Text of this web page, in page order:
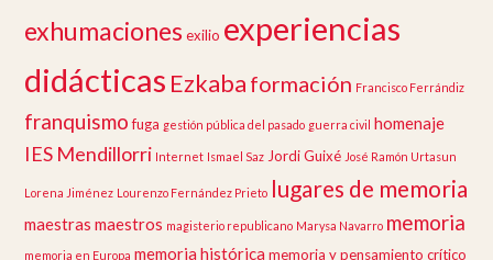
exhumaciones exilio experiencias
didácticas Ezkaba formación Francisco Ferrándiz
franquismo fuga gestión pública del pasado guerra civil homenaje
IES Mendillorri Internet Ismael Saz Jordi Guixé José Ramón Urtasun
Lorena Jiménez Lourenzo Fernández Prieto lugares de memoria
maestras maestros magisterio republicano Marysa Navarro memoria
memoria en Europa memoria histórica memoria y pensamiento crítico